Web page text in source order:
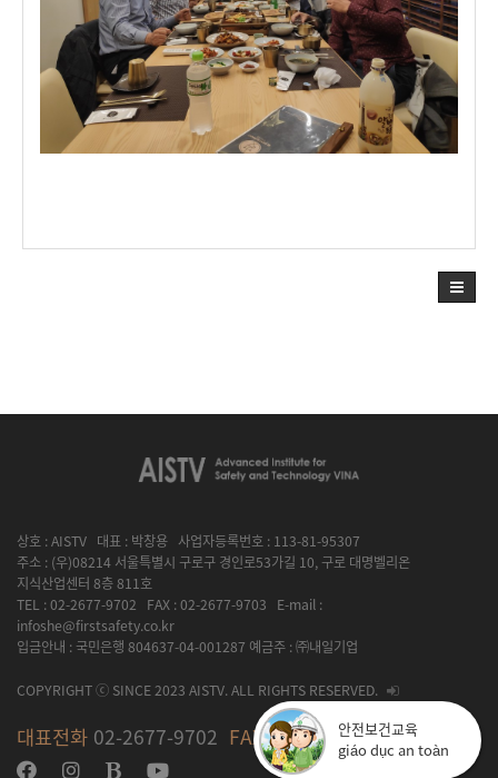
안전보건교육
giáo dục an toàn
상호 : AISTV 대표 : 박창용 사업자등록번호 : 113-81-95307
주소 : (우)08214 서울특별시 구로구 경인로53가길 10, 구로 대명벨리온
지식산업센터 8층 811호
TEL : 02-2677-9702 FAX : 02-2677-9703 E-mail :
infoshe@firstsafety.co.kr
입금안내 : 국민은행 804637-04-001287 예금주 : ㈜내일기업
COPYRIGHT ⓒ SINCE 2023 AISTV. ALL RIGHTS RESERVED.
대표전화 02-2677-9702 FAX02-2677-9703